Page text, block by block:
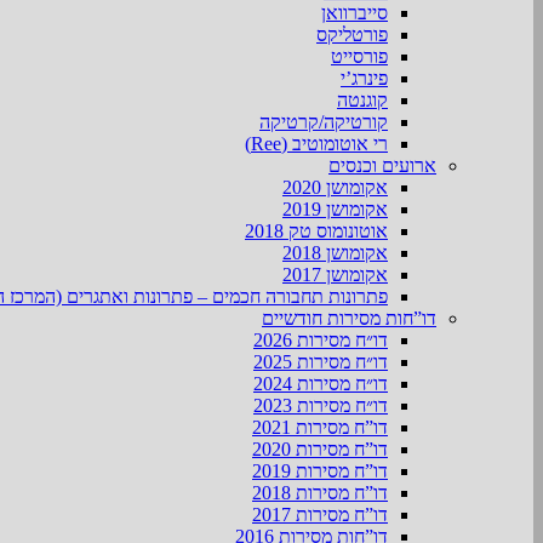
סייברוואן
פורטליקס
פורסייט
פינרג’י
קוגנטה
קורטיקה/קרטיקה
רי אוטומוטיב (Ree)
ארועים וכנסים
אקומושן 2020
אקומושן 2019
אוטונומוס טק 2018
אקומושן 2018
אקומושן 2017
פתרונות תחבורה חכמים – פתרונות ואתגרים (המרכז
דו”חות מסירות חודשיים
דו״ח מסירות 2026
דו״ח מסירות 2025
דו״ח מסירות 2024
דו״ח מסירות 2023
דו”ח מסירות 2021
דו”ח מסירות 2020
דו”ח מסירות 2019
דו”ח מסירות 2018
דו”ח מסירות 2017
דו”חות מסירות 2016